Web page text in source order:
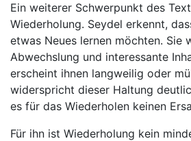
Ein weiterer Schwerpunkt des
Wiederholung. Seydel erkennt,
etwas Neues lernen möchten. Sie
Abwechslung und interessante
erscheint ihnen langweilig oder
widerspricht dieser Haltung
es für das Wiederholen keinen
Für ihn ist Wiederholung kein